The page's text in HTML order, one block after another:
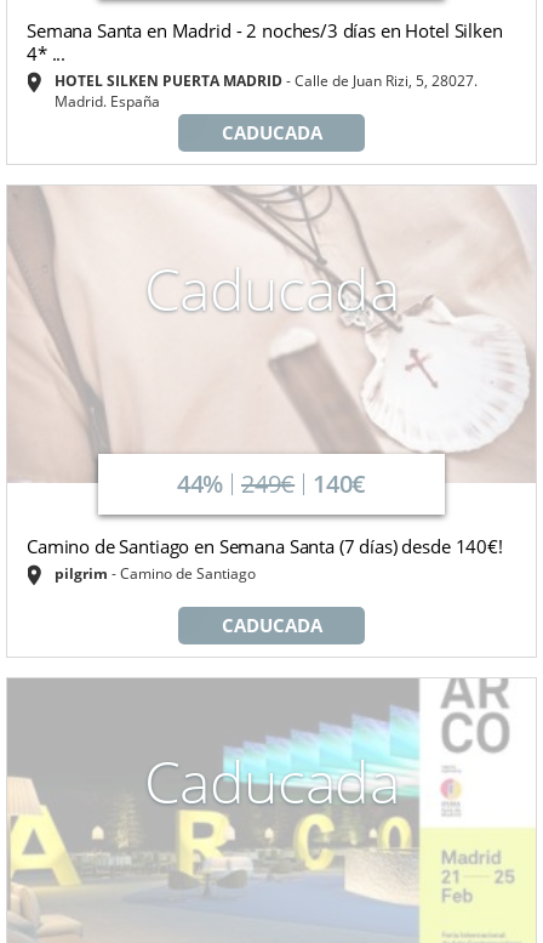
Semana Santa en Madrid - 2 noches/3 días en Hotel Silken
4* ...
HOTEL SILKEN PUERTA MADRID Calle de Juan Rizi, 5, 28027.
Madrid. España
CADUCADA
Caducada
44% 249€ 140€
Camino de Santiago en Semana Santa (7 días) desde 140€!
pilgrim Camino de Santiago
CADUCADA
Caducada